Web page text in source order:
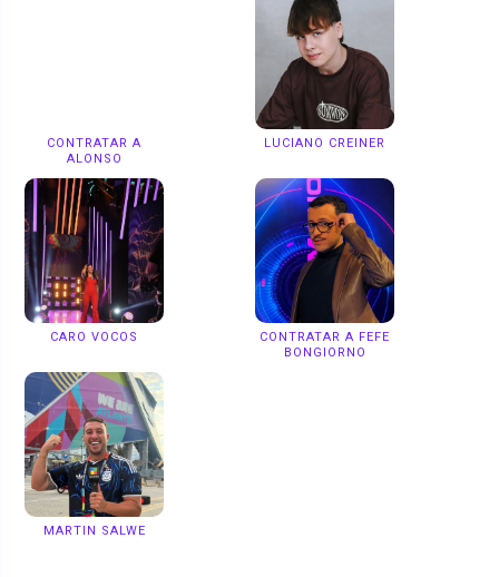
CONTRATAR A
ALONSO
LUCIANO CREINER
CARO VOCOS
CONTRATAR A FEFE
BONGIORNO
MARTIN SALWE